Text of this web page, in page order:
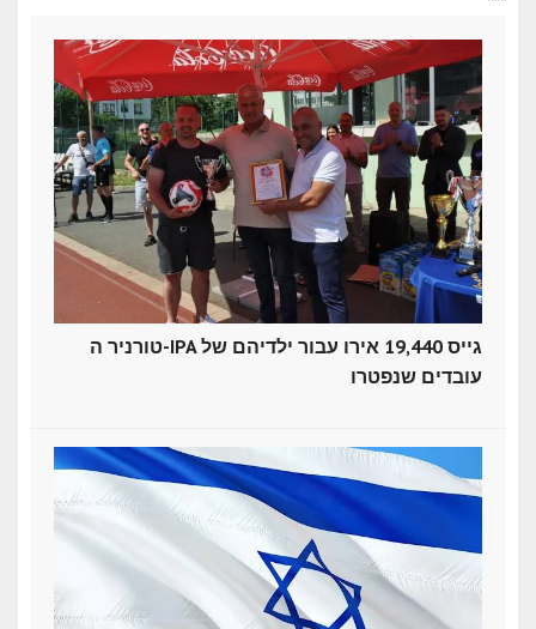
טורניר ה-IPA גייס 19,440 אירו עבור ילדיהם של
עובדים שנפטרו